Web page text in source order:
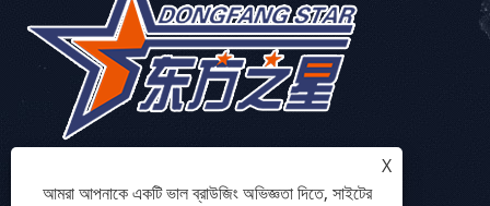
X
আমরা আপনাকে একটি ভাল ব্রাউজিং অভিজ্ঞতা দিতে, সাইটের